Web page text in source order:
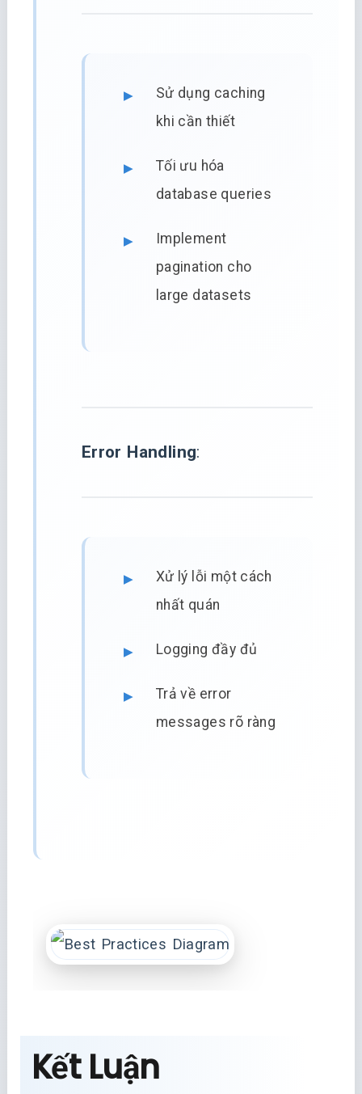
Sử dụng caching
khi cần thiết
Tối ưu hóa
database queries
Implement
pagination cho
large datasets
Error Handling:
Xử lý lỗi một cách
nhất quán
Logging đầy đủ
Trả về error
messages rõ ràng
Kết Luận